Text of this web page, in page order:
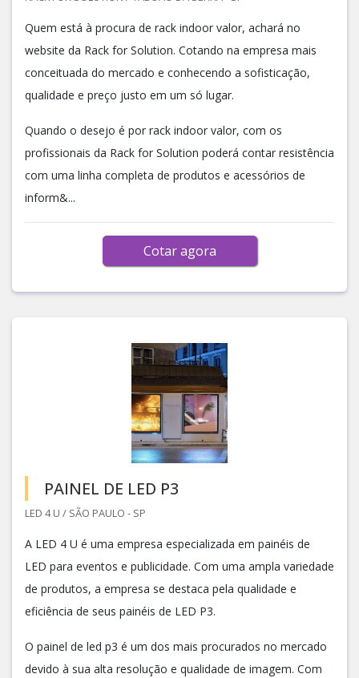
Quem está à procura de rack indoor valor, achará no
website da Rack for Solution. Cotando na empresa mais
conceituada do mercado e conhecendo a sofisticação,
qualidade e preço justo em um só lugar.
Quando o desejo é por rack indoor valor, com os
profissionais da Rack for Solution poderá contar resistência
com uma linha completa de produtos e acessórios de
inform&...
Cotar agora
PAINEL DE LED P3
LED 4 U / SÃO PAULO - SP
A LED 4 U é uma empresa especializada em painéis de
LED para eventos e publicidade. Com uma ampla variedade
de produtos, a empresa se destaca pela qualidade e
eficiência de seus painéis de LED P3.
O painel de led p3 é um dos mais procurados no mercado
devido à sua alta resolução e qualidade de imagem. Com